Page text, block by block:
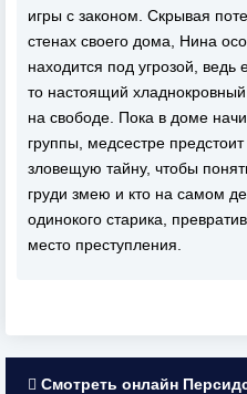
игры с законом. Скрывая
стенах своего дома, Нина
находится под угрозой, ведь
то настоящий
на свободе. Пока в доме
группы, медсестре
зловещую тайну, чтобы
груди змею и кто на самом
одинокого старика,
место преступления.
Смотреть онлайн